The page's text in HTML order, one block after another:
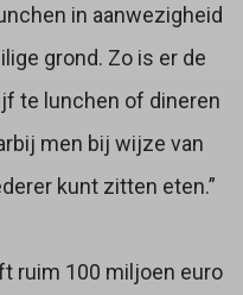
in aanwezigheid
grond. Zo is er de
te lunchen of dineren
men bij wijze van
kunt zitten eten.”
ruim 100 miljoen euro